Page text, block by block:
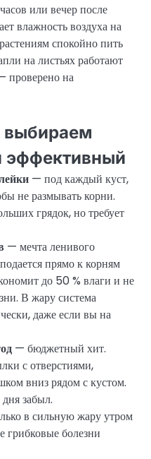
или вечер после
влажность воздуха на
спокойно пить
на листьях работают
проверено на
выбираем
эффективный
— под каждый куст,
не размывать корни.
грядок, но требует
— мечта ленивого
прямо к корням
до 50 % влаги и не
В жару система
даже если вы на
— бюджетный хит.
с отверстиями,
вниз рядом с кустом.
забыл.
в сильную жару утром
грибковые болезни